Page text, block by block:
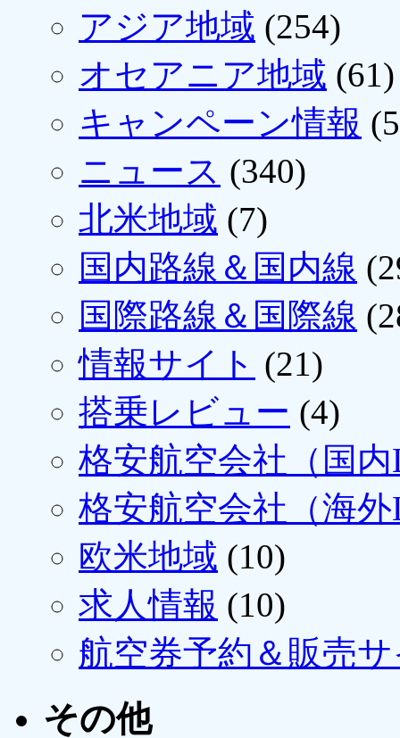
アジア地域 (254)
オセアニア地域 (61)
キャンペーン情報
ニュース (340)
北米地域 (7)
国内路線＆国内線
国際路線＆国際線
情報サイト (21)
搭乗レビュー (4)
格安航空会社（国
格安航空会社（海
欧米地域 (10)
求人情報 (10)
航空券予約＆販売
その他